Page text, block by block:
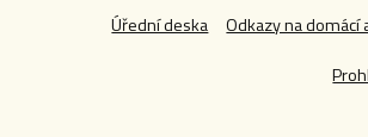
Úřední deska
Odkazy na